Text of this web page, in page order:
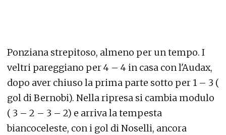
Ponziana strepitoso, almeno per un tempo. I
veltri pareggiano per 4 – 4 in casa con l'Audax,
dopo aver chiuso la prima parte sotto per 1 – 3 (
gol di Bernobi). Nella ripresa si cambia modulo
( 3 – 2 – 3 – 2) e arriva la tempesta
biancoceleste, con i gol di Noselli, ancora